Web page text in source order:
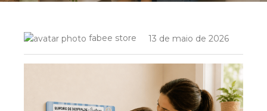
fabee store 13 de maio de 2026